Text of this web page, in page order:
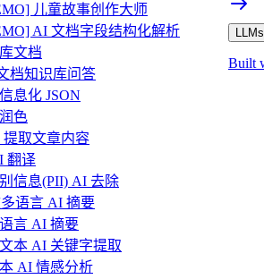
儿童故事创作大师
AI 文档字段结构化解析
文档
档知识库问答
息化 JSON
色
提取文章内容
翻译
信息(PII) AI 去除
语言 AI 摘要
言 AI 摘要
本 AI 关键字提取
AI 情感分析
Built